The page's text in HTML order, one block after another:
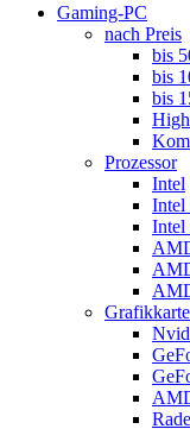
Gaming-PC
nach Preis
bis
bis
bis
Prozessor
Intel
Intel
Intel